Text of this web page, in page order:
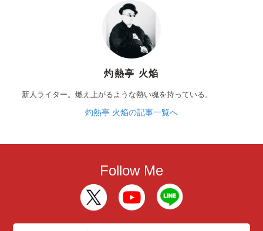
灼熱亭 火焔
新人ライター。燃え上がるような熱い魂を持っている。
灼熱亭 火焔の記事一覧へ
Follow Me